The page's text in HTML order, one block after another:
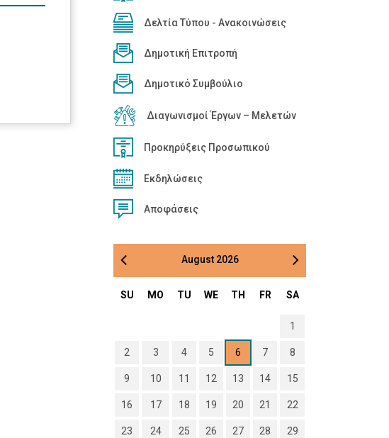
Δελτία Τύπου - Ανακοινώσεις
Δημοτική Επιτροπή
Δημοτικό Συμβούλιο
Διαγωνισμοί Έργων – Μελετών
Προκηρύξεις Προσωπικού
Εκδηλώσεις
Αποφάσεις
August 2026
SU MO TU WE TH FR SA
1
2 3 4 5 6 7 8
9 10 11 12 13 14 15
16 17 18 19 20 21 22
23 24 25 26 27 28 29